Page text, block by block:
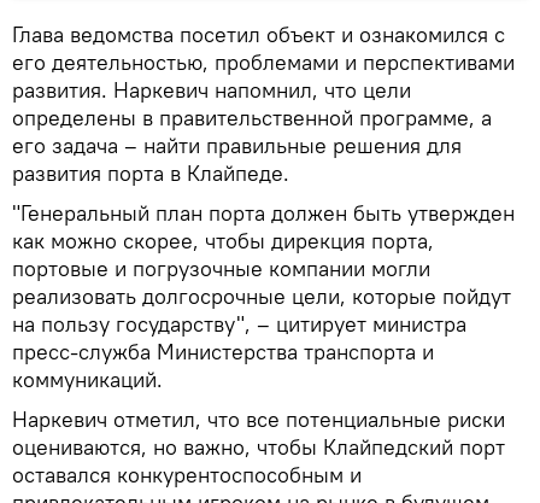
Глава ведомства посетил объект и ознакомился с
его деятельностью, проблемами и перспективами
развития. Наркевич напомнил, что цели
определены в правительственной программе, а
его задача – найти правильные решения для
развития порта в Клайпеде.
"Генеральный план порта должен быть утвержден
как можно скорее, чтобы дирекция порта,
портовые и погрузочные компании могли
реализовать долгосрочные цели, которые пойдут
на пользу государству", – цитирует министра
пресс-служба Министерства транспорта и
коммуникаций.
Наркевич отметил, что все потенциальные риски
оцениваются, но важно, чтобы Клайпедский порт
оставался конкурентоспособным и